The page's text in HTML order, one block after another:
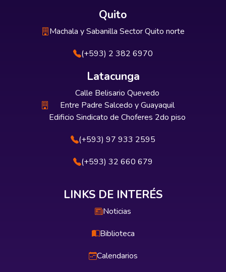
Quito
Machala y Sabanilla Sector Quito norte
(+593) 2 382 6970
Latacunga
Calle Belisario Quevedo
Entre Padre Salcedo y Guayaquil
Edificio Sindicato de Choferes 2do piso
(+593) 97 933 2595
(+593) 32 660 679
LINKS DE INTERÉS
Noticias
Biblioteca
Calendarios